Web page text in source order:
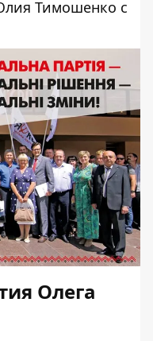
Тимошенко с
Олега